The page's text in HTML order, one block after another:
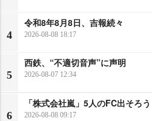
4
令和8年8月8日、吉報続々
2026-08-08 18:17
5
西鉄、“不適切音声”に声明
2026-08-07 12:34
6
「株式会社嵐」5人のFC出そろう
2026-08-08 09:17